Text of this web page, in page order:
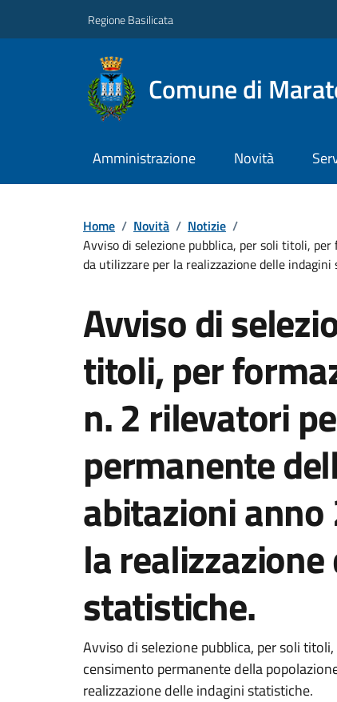
Regione Basilicata
Comune di
Amministrazione Novità
Home / Novità / Notizie /
Avviso di selezione pubblica, per soli titoli,
da utilizzare per la realizzazione delle
Avviso di
titoli, per
n. 2 rilevatori
permanente
abitazioni
la
statistiche.
Avviso di selezione pubblica, per soli
censimento permanente della
realizzazione delle indagini statistiche.